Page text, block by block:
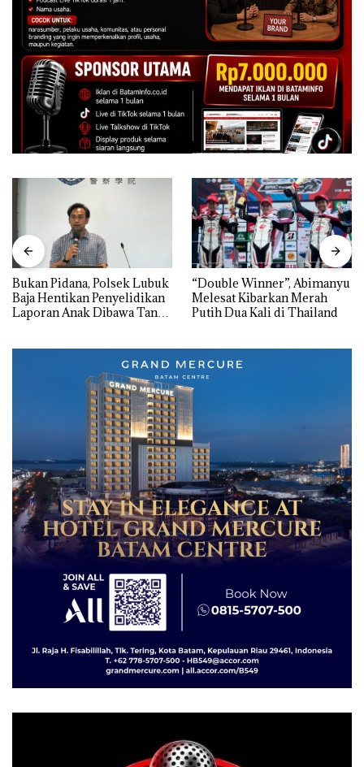
Bukan Pidana, Polsek Lubuk
Baja Hentikan Penyelidikan
Laporan Anak Dibawa Tanpa
“Double Winner”, Abimanyu
Melesat Kibarkan Merah
Putih Dua Kali di Thailand